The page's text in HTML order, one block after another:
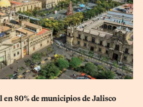
en 80% de municipios de Jalisco